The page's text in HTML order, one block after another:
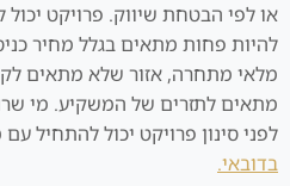
או לפי הבטחת שיווק. פרויקט
להיות פחות מתאים בגלל מחיר
מלאי מתחרה, אזור שלא מתאים
מתאים לתזרים של המשקיע. מי
לפני סינון פרויקט יכול להתחיל
בדובאי.